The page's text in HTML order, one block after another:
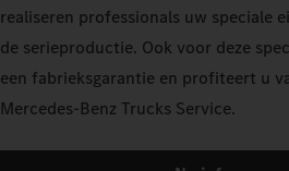
realiseren professionals uw speciale
de serieproductie. Ook voor deze
een fabrieksgarantie en profiteert u
Mercedes‑Benz Trucks Service.